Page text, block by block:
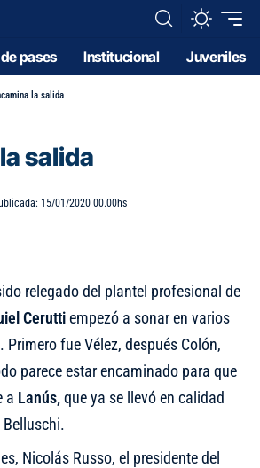
pases Institucional Juveniles
la salida
salida
15/01/2020 00.00hs
relegado del plantel profesional de
Ceruttiempezó a sonar en varios
fue Vélez, después Colón,
parece estar encaminado para que
a Lanús,que ya se llevó en calidad
Belluschi.
Nicolás Russo, el presidente del